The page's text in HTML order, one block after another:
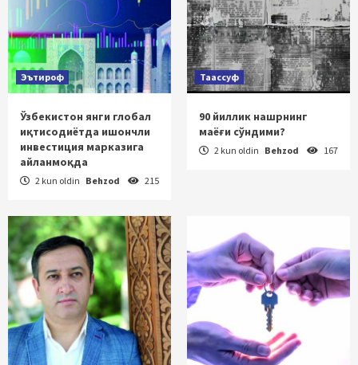
Эътироф
Ўзбекистон янги глобал
иқтисодиётда ишончли
инвестиция марказига
айланмоқда
2 kun oldin Behzod 215
Таассуф
90 йиллик нашрнинг
маёғи сўндими?
2 kun oldin Behzod 167